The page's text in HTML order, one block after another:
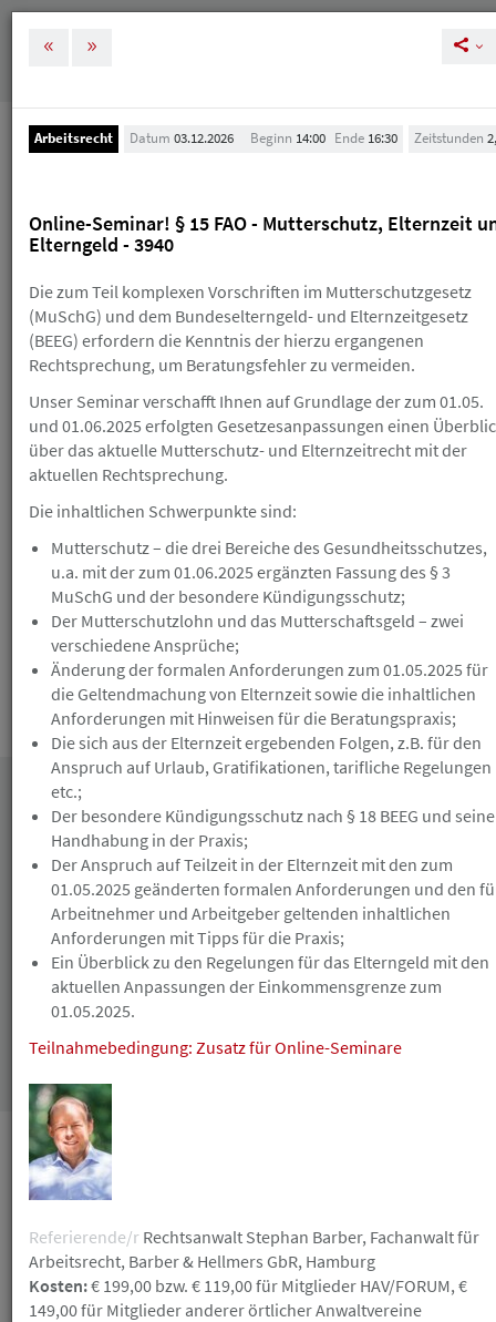
Veranstaltungen
Veranstaltungen an, um Ihre und unsere Planung zu
vereinfachen. Bei einer Stornierung nach der
kostenlosen Absagefrist (in der Regel 10 Tage vor der
Veranstaltung) erhalten Sie einen Gutschein, den Sie
innerhalb eines Jahres für die Buchung eines neuen
HAV-Seminars einlösen können. Sollte Ihnen das
Skript schon zugegangen sein, erhalten Sie einen
Gutschein über die Hälfte des Teilnahmebetrags.
Wenn Sie einen Gutschein erhalten, ist der
ursprüngliche Teilnahmebetrag trotzdem fällig. Einen
Gutschein erhalten Sie nicht bei Nichterscheinen
ohne vorherige Absage. Die Anmeldung zu einer
kulturellen/ gesellschaftlichen Veranstaltung ist
verbindlich und nicht mehr kostenlos stornierbar.
Die Teilnahmebedingungen finden Sie hier.
Datum
Suchen
Arbeitsrecht Datum 03.12.2026 Beginn 14:00 Ende 16:30 Zeitstunden
Online-Seminar! § 15 FAO - Mutterschutz, Elternzeit
Elterngeld - 3940
Die zum Teil komplexen Vorschriften im Mutterschutzgesetz
(MuSchG) und dem Bundeselterngeld- und Elternzeitgesetz
(BEEG) erfordern die Kenntnis der hierzu ergangenen
Rechtsprechung, um Beratungsfehler zu vermeiden.
Unser Seminar verschafft Ihnen auf Grundlage der zum 01.05.
und 01.06.2025 erfolgten Gesetzesanpassungen einen
über das aktuelle Mutterschutz- und Elternzeitrecht mit der
aktuellen Rechtsprechung.
Die inhaltlichen Schwerpunkte sind:
Mutterschutz – die drei Bereiche des Gesundheitsschutzes,
u.a. mit der zum 01.06.2025 ergänzten Fassung des § 3
MuSchG und der besondere Kündigungsschutz;
Der Mutterschutzlohn und das Mutterschaftsgeld – zwei
verschiedene Ansprüche;
Änderung der formalen Anforderungen zum 01.05.2025 für
die Geltendmachung von Elternzeit sowie die inhaltlichen
Anforderungen mit Hinweisen für die Beratungspraxis;
Die sich aus der Elternzeit ergebenden Folgen, z.B. für den
Anspruch auf Urlaub, Gratifikationen, tarifliche Regelungen
etc.;
Der besondere Kündigungsschutz nach § 18 BEEG und seine
Handhabung in der Praxis;
Der Anspruch auf Teilzeit in der Elternzeit mit den zum
01.05.2025 geänderten formalen Anforderungen und den
Arbeitnehmer und Arbeitgeber geltenden inhaltlichen
Anforderungen mit Tipps für die Praxis;
Ein Überblick zu den Regelungen für das Elterngeld mit den
aktuellen Anpassungen der Einkommensgrenze zum
01.05.2025.
Teilnahmebedingung: Zusatz für Online-Seminare
Referierende/r Rechtsanwalt Stephan Barber, Fachanwalt für
Arbeitsrecht, Barber & Hellmers GbR, Hamburg
Kosten:€ 199,00 bzw. € 119,00 für Mitglieder HAV/FORUM, €
149,00 für Mitglieder anderer örtlicher Anwaltvereine
08Dienstag
Online-Seminar! Letzte Frist: E-Rechnungspflicht in
der Anwaltskanzlei - 3935